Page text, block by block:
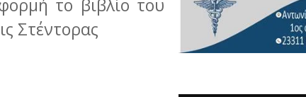
το βιβλίο του
Στέντορας